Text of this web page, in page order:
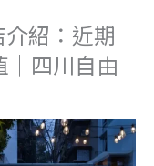
紹：近期
｜四川自由